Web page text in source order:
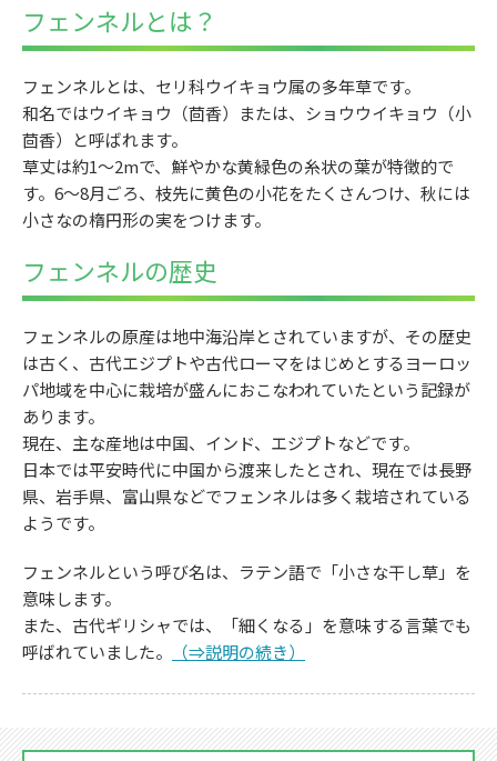
フェンネルとは？
フェンネルとは、セリ科ウイキョウ属の多年草です。
和名ではウイキョウ（茴香）または、ショウウイキョウ（小
茴香）と呼ばれます。
草丈は約1～2mで、鮮やかな黄緑色の糸状の葉が特徴的で
す。6～8月ごろ、枝先に黄色の小花をたくさんつけ、秋には
小さなの楕円形の実をつけます。
フェンネルの歴史
フェンネルの原産は地中海沿岸とされていますが、その歴史
は古く、古代エジプトや古代ローマをはじめとするヨーロッ
パ地域を中心に栽培が盛んにおこなわれていたという記録が
あります。
現在、主な産地は中国、インド、エジプトなどです。
日本では平安時代に中国から渡来したとされ、現在では長野
県、岩手県、富山県などでフェンネルは多く栽培されている
ようです。
フェンネルという呼び名は、ラテン語で「小さな干し草」を
意味します。
また、古代ギリシャでは、「細くなる」を意味する言葉でも
呼ばれていました。
（⇒説明の続き）